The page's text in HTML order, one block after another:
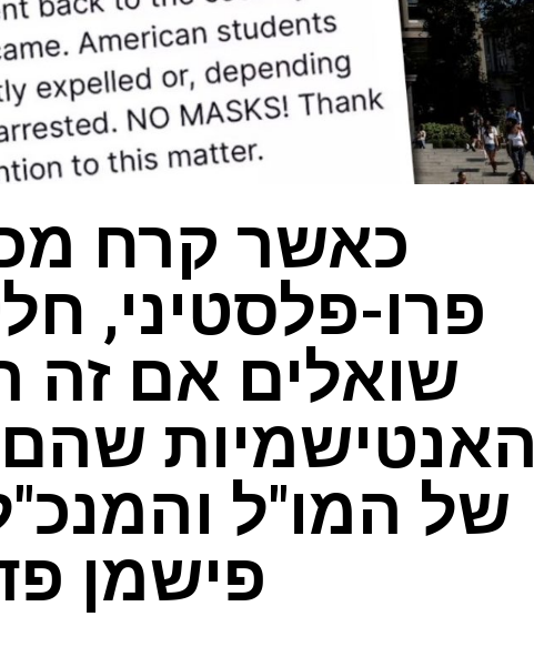
כאשר קרח
פרו-פלסטיני,
שואלים אם זה
האנטישמיות
של המו"ל
פישמן